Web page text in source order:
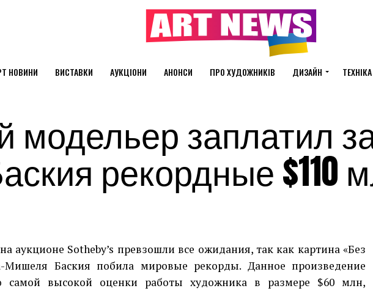
НОВИНИ ВИСТАВКИ АУКЦІОНИ АНОНСИ ПРО ХУДОЖНИКІВ ДИЗАЙН ТЕХНІКА
модельер заплатил
рекордные $110
аукционе Sotheby’s превзошли все ожидания, так как картина «Без
Мишеля Баския побила мировые рекорды. Данное произведение
самой высокой оценки работы художника в размере $60 млн,